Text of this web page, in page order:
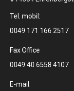
Tel. mobil:
0049 171 166 2517
Fax Office
0049 40 6558 4107
E-mail: